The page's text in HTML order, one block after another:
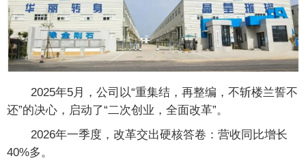
2025年5月，公司以“重集结，再整编，不斩楼兰誓不
还”的决心，启动了“二次创业，全面改革”。
2026年一季度，改革交出硬核答卷：营收同比增长
40%多。